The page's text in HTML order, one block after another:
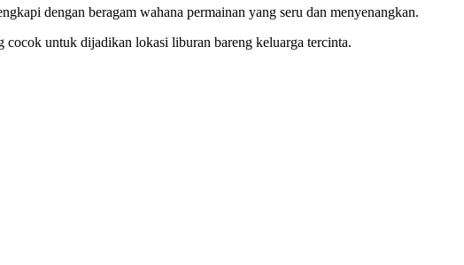
dengan beragam wahana permainan yang seru dan menyenangkan.
untuk dijadikan lokasi liburan bareng keluarga tercinta.